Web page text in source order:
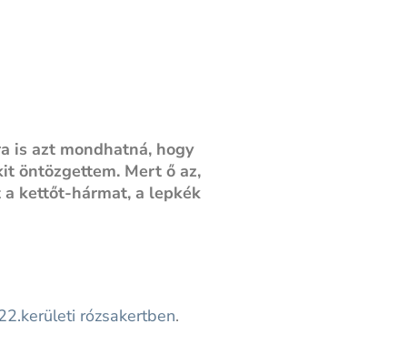
is azt mondhatná, hogy
öntözgettem. Mert ő az,
kettőt-hármat, a lepkék
rózsakertben.